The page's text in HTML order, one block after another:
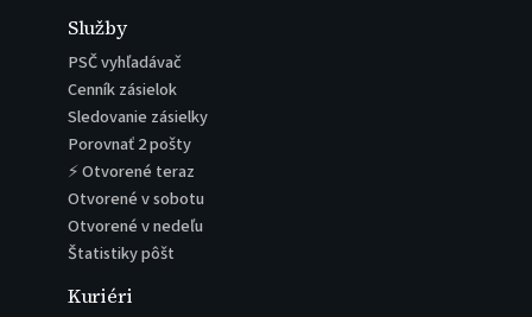
Služby
PSČ vyhľadávač
Cenník zásielok
Sledovanie zásielky
Porovnať 2 pošty
⚡ Otvorené teraz
Otvorené v sobotu
Otvorené v nedeľu
Štatistiky pôšt
Kuriéri